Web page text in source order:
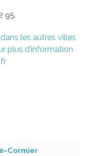
95.
les autres villes
plus d’information
Cormier